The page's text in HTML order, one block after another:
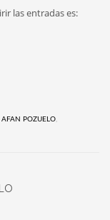
las entradas es:
AFAN POZUELO,